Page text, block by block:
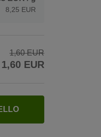
8,25 EUR
1,60 EUR
1,60 EUR